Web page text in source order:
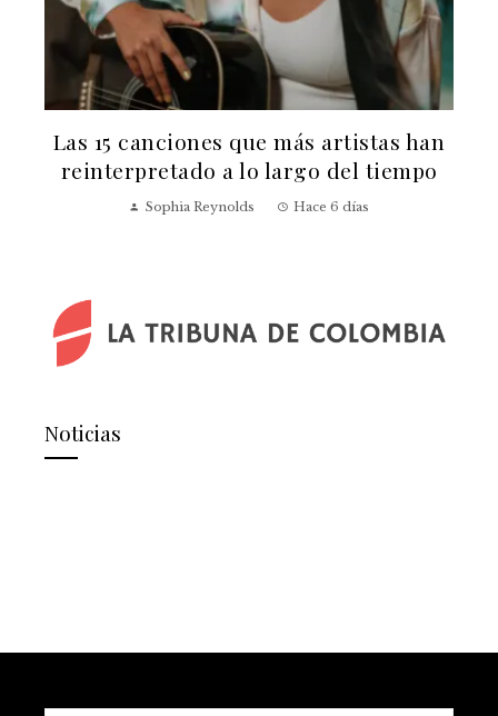
Las 15 canciones que más artistas han
reinterpretado a lo largo del tiempo
Sophia Reynolds Hace 6 días
Noticias